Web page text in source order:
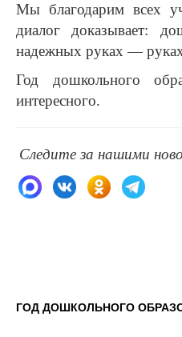
Мы благодарим всех
диалог доказывает:
надежных руках —
Год дошкольного
интересного.
Следите за нашими
ГОД ДОШКОЛЬНОГО